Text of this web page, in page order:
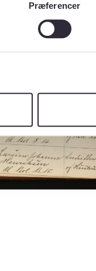
Præferencer